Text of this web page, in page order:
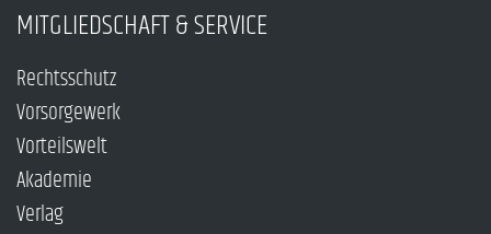
MITGLIEDSCHAFT & SERVICE
Rechtsschutz
Vorsorgewerk
Vorteilswelt
Akademie
Verlag